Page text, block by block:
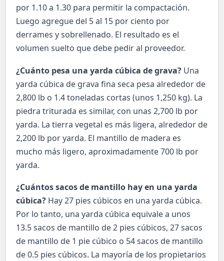
por 1.10 a 1.30 para permitir la compactación.
Luego agregue del 5 al 15 por ciento por
derrames y sobrellenado. El resultado es el
volumen suelto que debe pedir al proveedor.
¿Cuánto pesa una yarda cúbica de grava? Una
yarda cúbica de grava fina seca pesa alrededor de
2,800 lb o 1.4 toneladas cortas (unos 1,250 kg). La
piedra triturada es similar, con unas 2,700 lb por
yarda. La tierra vegetal es más ligera, alrededor de
2,200 lb por yarda. El mantillo de madera es
mucho más ligero, aproximadamente 700 lb por
yarda.
¿Cuántos sacos de mantillo hay en una yarda
cúbica? Hay 27 pies cúbicos en una yarda cúbica.
Por lo tanto, una yarda cúbica equivale a unos
13.5 sacos de mantillo de 2 pies cúbicos, 27 sacos
de mantillo de 1 pie cúbico o 54 sacos de mantillo
de 0.5 pies cúbicos. La mayoría de los propietarios